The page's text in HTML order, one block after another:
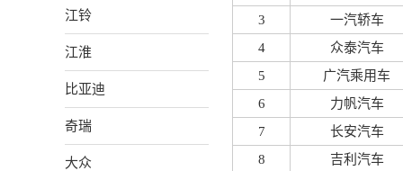
江铃
江淮
比亚迪
奇瑞
大众
3
一汽轿车
4
众泰汽车
5
广汽乘用车
6
力帆汽车
7
长安汽车
8
吉利汽车